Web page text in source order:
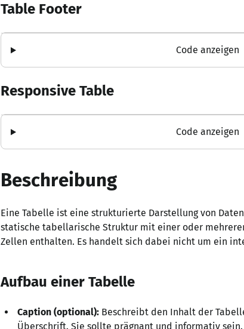
Table Footer
Code anzeigen
Responsive Table
Code anzeigen
Beschreibung
Eine Tabelle ist eine strukturierte Darstellung von
statische tabellarische Struktur mit einer oder
Zellen enthalten. Es handelt sich dabei nicht um ein
Aufbau einer Tabelle
Caption (optional): Beschreibt den Inhalt der
Überschrift. Sie sollte prägnant und informativ sein.